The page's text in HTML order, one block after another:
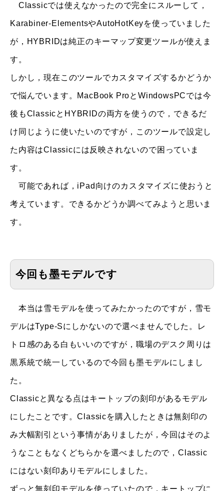
Classicでは使えなかったので完全にスルーして，
Karabiner-ElementsやAutoHotKeyを使っていました
が，HYBRIDは純正のキーマップ変更ツールが使えま
す。
しかし，現在このツールでカスタマイズするかどうか
で悩んでいます。MacBook ProとWindowsPCでは今
後もClassicとHYBRIDの両方を使うので，できるだ
け同じように使いたいのですが，このツールで設定し
た内容はClassicには反映されないので困っていま
す。
可能であれば，iPad向けのカスタマイズに使おうと
考えています。できるかどうか調べてみようと思いま
す。
今回も墨モデルです
本当は雪モデルを使ってみたかったのですが，雪モ
デルはType-Sにしかないので選べませんでした。レ
トロ感のある白もいいのですが，職場のデスク周りは
黒系統で統一しているので今回も墨モデルにしまし
た。
Classicと異なる点はキートップの刻印があるモデル
にしたことです。Classicを購入したときは無刻印の
み大幅割引という事情がありましたが，今回はそのよ
うなこともなくどちらかを選べましたので，Classic
にはない刻印ありモデルにしました。
ずっと無刻印モデルを使っていたので，キートップに